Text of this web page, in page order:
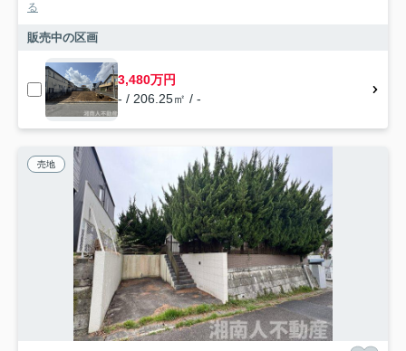
る
販売中の区画
3,480万円
- / 206.25㎡ / -
売地